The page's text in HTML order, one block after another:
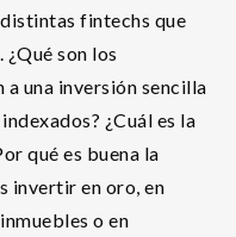
fintechs que
son los
una inversión sencilla
¿Cuál es la
qué es buena la
invertir en oro, en
o en